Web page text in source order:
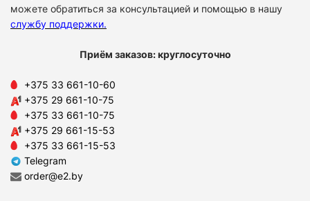
можете обратиться за консультацией и помощью в нашу
службу поддержки.
Приём заказов: круглосуточно
+375 33 661-10-60
+375 29 661-10-75
+375 33 661-10-75
+375 29 661-15-53
+375 33 661-15-53
Telegram
order@e2.by